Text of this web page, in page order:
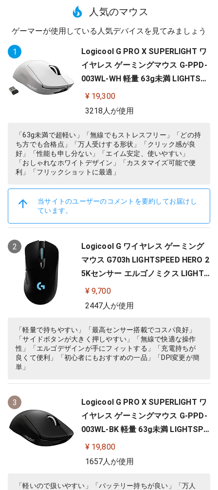
人気のマウス
ゲーマーが使用している人気デバイスを見てみましょう
1
Logicool G PRO X SUPERLIGHT ワ
イヤレス ゲーミングマウス G-PPD-
003WL-WH 軽量 63g未満 LIGHTSP
EED HERO 25Kセンサー POWERPLA
Y 無線 充電 対応 ゲーミング マウス
¥ 19,300
3218人が使用
「63g未満で超軽い」「無線でもストレスフリー」「どの持
ち方でも合格点」「万人受けする形状」「クリック感が良
好」「性能も申し分ない」「エイム安定、使いやすい」
「おしゃれなホワイトデザイン」「カスタマイズ可能で便
利」「フリックショットに最適」
当サイトのユーザーのコメントを要約してお届けし
ています。
2
Logicool G ワイヤレス ゲーミング
マウス G703h LIGHTSPEED HERO 2
5Kセンサー エルゴノミクス LIGHTS
YNC RGB POWERPLAY 無線 充電 対
応 ゲーミング マウス 充電式 無線 P
内正規品 【 ファイナルファンタジ
ー XIV 推奨モデル 】
¥ 9,700
2447人が使用
「軽量で持ちやすい」「最高センサー搭載でコスパ良好」
「サイドボタンが大きく押しやすい」「無線で快適な操作
性」「エルゴデザインが手にフィットする」「充電持ちが
良くて便利」「初心者にもおすすめの一品」「DPI変更が簡
単」
3
Logicool G PRO X SUPERLIGHT ワ
イヤレス ゲーミングマウス G-PPD-
003WL-BK 軽量 63g未満 LIGHTSPE
ED HERO 25Kセンサー POWERPLA
Y 無線 充電 対応 ゲーミング マウス
¥ 19,800
1657人が使用
「軽いので扱いやすい」「バッテリー持ちが良い」「万人